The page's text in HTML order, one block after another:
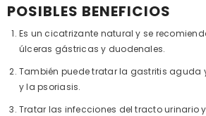
POSIBLES BENEFICIOS
Es un cicatrizante natural y se
úlceras gástricas y duodenales.
También puede tratar la gastritis aguda
y la psoriasis.
Tratar las infecciones del tracto urinario